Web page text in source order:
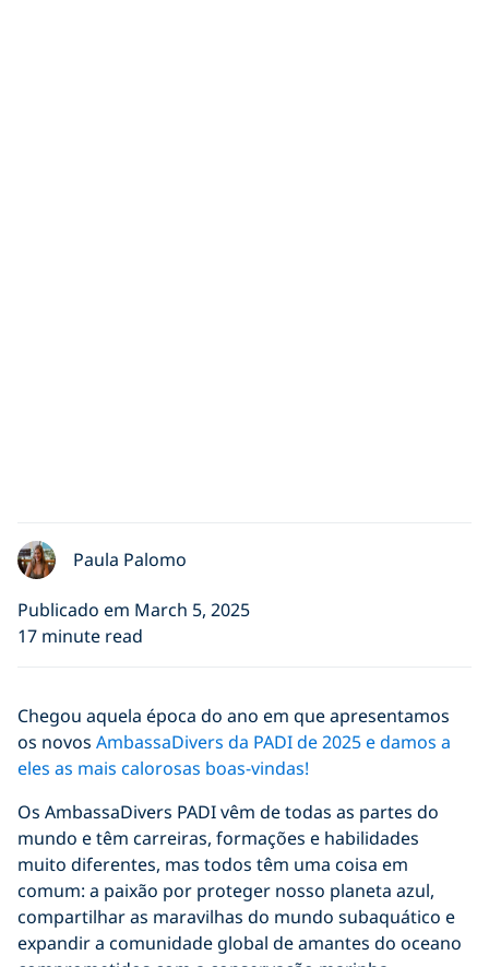
Paula Palomo
Publicado em March 5, 2025
17 minute read
Chegou aquela época do ano em que apresentamos
os novos AmbassaDivers da PADI de 2025 e damos a
eles as mais calorosas boas-vindas!
Os AmbassaDivers PADI vêm de todas as partes do
mundo e têm carreiras, formações e habilidades
muito diferentes, mas todos têm uma coisa em
comum: a paixão por proteger nosso planeta azul,
compartilhar as maravilhas do mundo subaquático e
expandir a comunidade global de amantes do oceano